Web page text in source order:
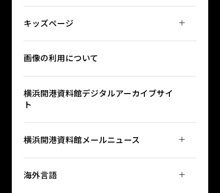
キッズページ
画像の利用について
横浜開港資料館デジタルアーカイブサイ
ト
横浜開港資料館メールニュース
海外言語